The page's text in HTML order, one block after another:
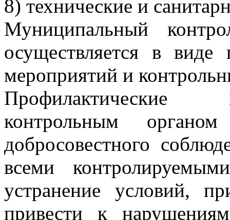
8) технические и
Муниципальный
осуществляется в виде
мероприятий и
Профилактические
контрольным
добросовестного
всеми
устранение условий,
привести к